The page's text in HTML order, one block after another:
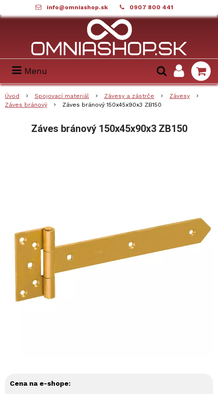
info@omniashop.sk 0907 800 441
Menu
Úvod Spojovací materiál Závesy a zástrče
Závesy
Záves bránový
Záves bránový 150x45x90x3 ZB150
Záves bránový 150x45x90x3 ZB150
Cena na e-shope: